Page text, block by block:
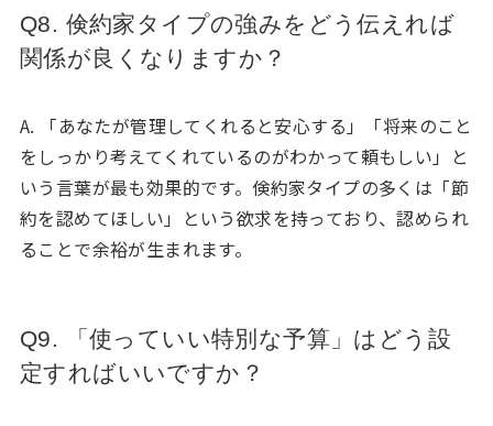
Q8. 倹約家タイプの強みをどう伝えれば
関係が良くなりますか？
A. 「あなたが管理してくれると安心する」「将来のこと
をしっかり考えてくれているのがわかって頼もしい」と
いう言葉が最も効果的です。倹約家タイプの多くは「節
約を認めてほしい」という欲求を持っており、認められ
ることで余裕が生まれます。
Q9. 「使っていい特別な予算」はどう設
定すればいいですか？